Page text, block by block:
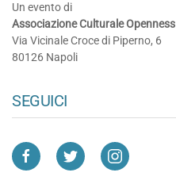
Un evento di
Associazione Culturale Openness
Via Vicinale Croce di Piperno, 6
80126 Napoli
SEGUICI